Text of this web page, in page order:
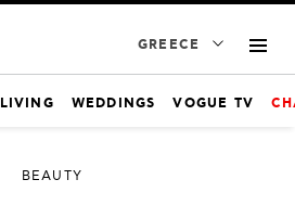
GREECE
LIVING WEDDINGS VOGUE TV
BEAUTY